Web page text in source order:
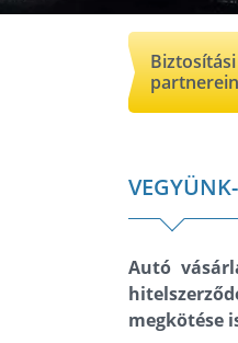
Biztosítási
Autó
megkötése